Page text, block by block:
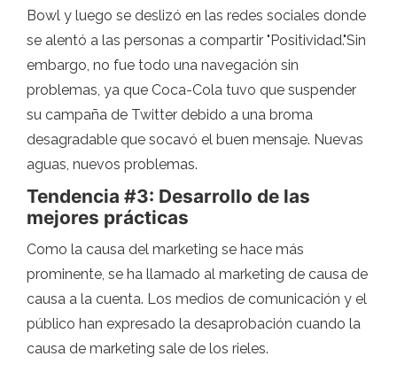
Bowl y luego se deslizó en las redes sociales donde
se alentó a las personas a compartir "Positividad."Sin
embargo, no fue todo una navegación sin
problemas, ya que Coca-Cola tuvo que suspender
su campaña de Twitter debido a una broma
desagradable que socavó el buen mensaje. Nuevas
aguas, nuevos problemas.
Tendencia #3: Desarrollo de las
mejores prácticas
Como la causa del marketing se hace más
prominente, se ha llamado al marketing de causa de
causa a la cuenta. Los medios de comunicación y el
público han expresado la desaprobación cuando la
causa de marketing sale de los rieles.